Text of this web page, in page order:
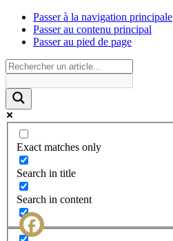
Passer à la navigation principale
Passer au contenu principal
Passer au pied de page
Exact matches only
Search in title
Search in content